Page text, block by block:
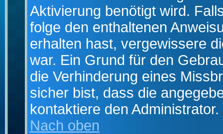
Aktivierung benötigt wird.
folge den enthaltenen
erhalten hast, vergewissere
war. Ein Grund für den
die Verhinderung eines
sicher bist, dass die
kontaktiere den Administrator.
Nach oben